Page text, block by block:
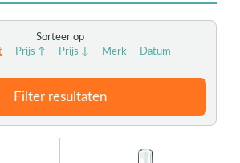
Sorteer op
— Prijs ↑ — Prijs ↓ — Merk— Datum
Filter resultaten